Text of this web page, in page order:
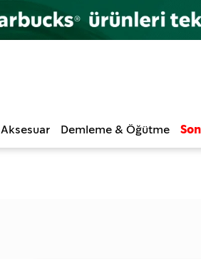
Aksesuar Demleme & Öğütme